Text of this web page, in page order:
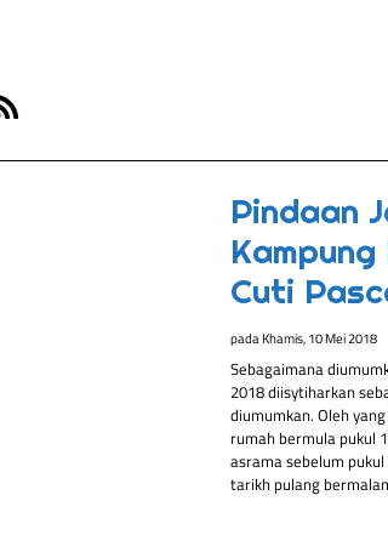
Pindaan
Kampung
Cuti
padaKhamis, 10 Mei 2018
Sebagaimana
2018 diisytiharkan
diumumkan. Oleh
rumah bermula pukul
asrama sebelum
tarikh pulang